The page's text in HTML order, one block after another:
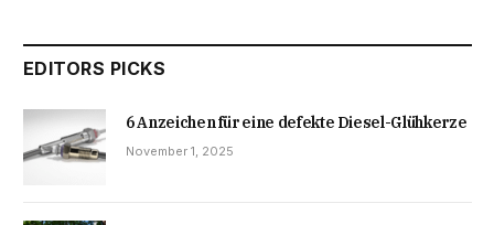
EDITORS PICKS
6 Anzeichen für eine defekte Diesel-Glühkerze
November 1, 2025